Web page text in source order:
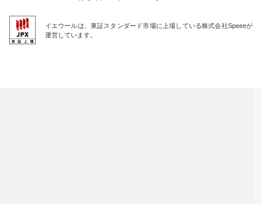
イエウールは、東証スタンダード市場に上場している株式会社Speeeが
運営しています。